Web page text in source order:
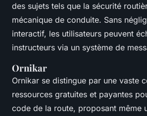
des sujets tels que la sécurité
mécanique de conduite. Sans
interactif, les utilisateurs peuvent
instructeurs via un système de
Ornikar
Ornikar se distingue par une vaste
ressources gratuites et payantes
code de la route, proposant même